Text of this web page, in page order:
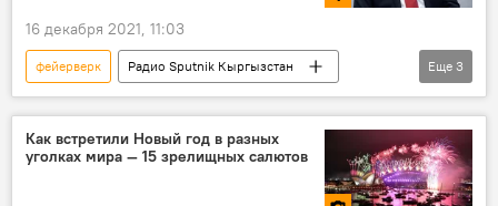
16 декабря 2021, 11:03
фейерверк
Радио Sputnik Кыргызстан
Новый год
взрыв пиротехника
Еще 3
Как встретили Новый год в разных
уголках мира — 15 зрелищных салютов